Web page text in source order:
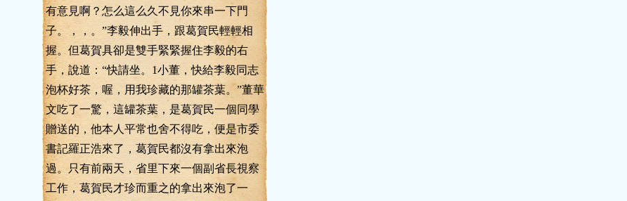
有意見啊？怎么這么久不見你來串一下門
子。，，。”李毅伸出手，跟葛賀民輕輕相
握。但葛賀具卻是雙手緊緊握住李毅的右
手，說道：“快請坐。1小董，快給李毅同志
泡杯好茶，喔，用我珍藏的那罐茶葉。”董華
文吃了一驚，這罐茶葉，是葛賀民一個同學
贈送的，他本人平常也舍不得吃，便是市委
書記羅正浩來了，葛賀民都沒有拿出來泡
過。只有前兩天，省里下來一個副省長視察
工作，葛賀民才珍而重之的拿出來泡了一